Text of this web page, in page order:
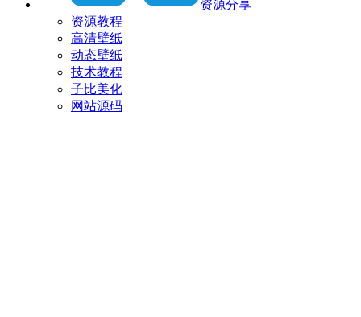
资源分享
资源教程
高清壁纸
动态壁纸
技术教程
子比美化
网站源码